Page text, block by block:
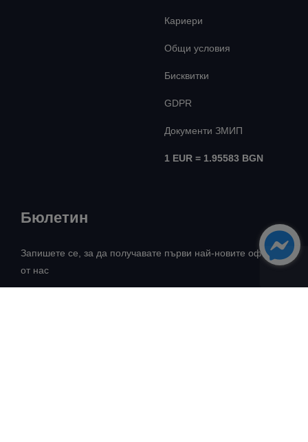
Кариери
Общи условия
Бисквитки
GDPR
Документи ЗМИП
1 EUR = 1.95583 BGN
Бюлетин
Запишете се, за да получавате първи най-новите оферти
от нас